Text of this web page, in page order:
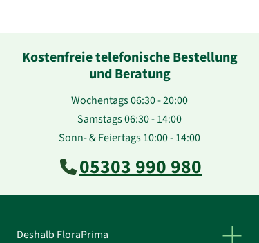
Kostenfreie telefonische Bestellung
und Beratung
Wochentags 06:30 - 20:00
Samstags 06:30 - 14:00
Sonn- & Feiertags 10:00 - 14:00
05303 990 980
Deshalb FloraPrima